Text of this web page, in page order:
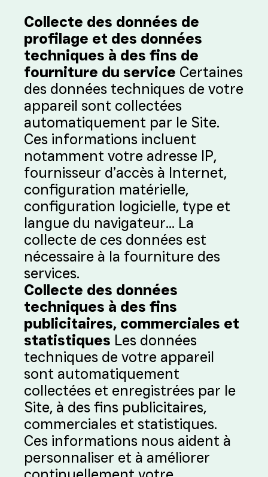
Collecte des données de
profilage et des données
techniques à des fins de
fourniture du service Certaines
des données techniques de votre
appareil sont collectées
automatiquement par le Site.
Ces informations incluent
notamment votre adresse IP,
fournisseur d’accès à Internet,
configuration matérielle,
configuration logicielle, type et
langue du navigateur… La
collecte de ces données est
nécessaire à la fourniture des
services.
Collecte des données
techniques à des fins
publicitaires, commerciales et
statistiques Les données
techniques de votre appareil
sont automatiquement
collectées et enregistrées par le
Site, à des fins publicitaires,
commerciales et statistiques.
Ces informations nous aident à
personnaliser et à améliorer